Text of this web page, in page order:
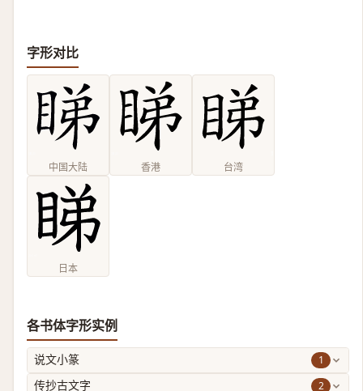
字形对比
中国大陆 香港 台湾
日本
各书体字形实例
说文小篆 1
传抄古文字 2